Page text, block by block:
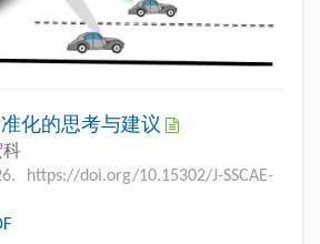
化的思考与建议
科
https://doi.org/10.15302/J-SSCAE-